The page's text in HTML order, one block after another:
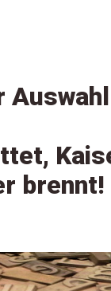
brennt!